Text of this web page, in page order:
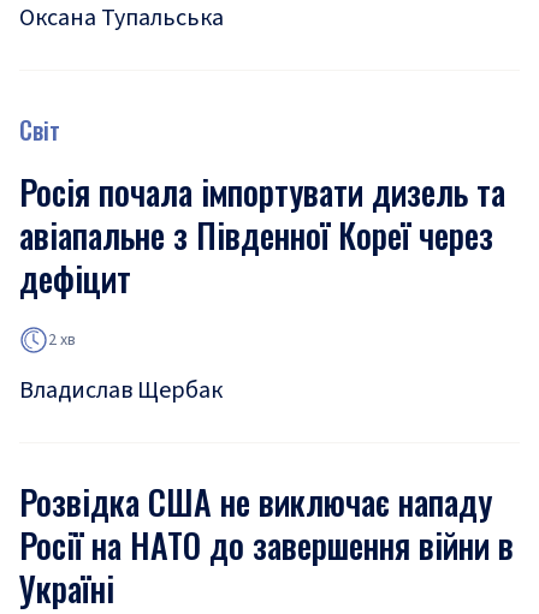
Оксана Тупальська
Світ
Росія почала імпортувати дизель та
авіапальне з Південної Кореї через
дефіцит
2 хв
Владислав Щербак
Розвідка США не виключає нападу
Росії на НАТО до завершення війни в
Україні